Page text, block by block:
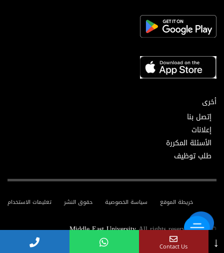
أخرى
إتصل بنا
إعلانات
الأسئلة المكررة
طلب توظيف
تعليمات الاستخدام حقوق النشر سياسة الخصوصية خريطة الموقع
© 2025
Middle East UniversityAll rights reserved.
↓
Contact Us